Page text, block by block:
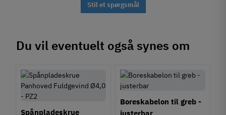
Stil et spørgsmål
Du vil eventuelt også synes om
Spånpladeskrue
Boreskabelon til greb -